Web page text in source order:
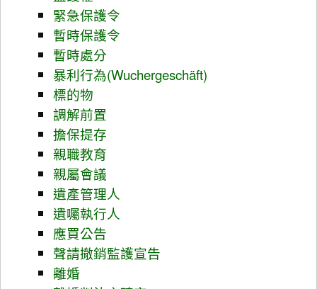
緊急保護令
暫時保護令
暫時處分
暴利行為(Wuchergeschäft)
標的物
調解前置​
擔保提存
親職教育
親屬會議
遺產管理人
遺囑執行人
應買公告
聲請撤銷監護宣告
離婚